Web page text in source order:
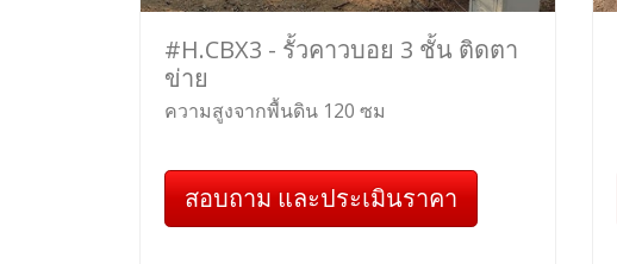
#H.CBX3 - รั้วคาวบอย 3 ชั้น ติดตา
ข่าย
ความสูงจากพื้นดิน 120 ซม
สอบถาม และประเมินราคา